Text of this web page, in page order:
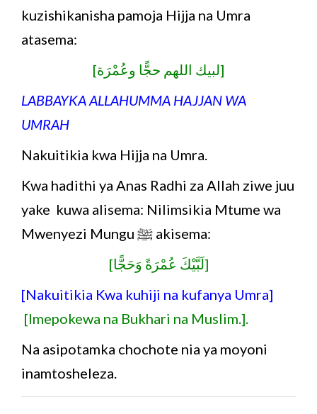
kuzishikanisha pamoja Hijja na Umra
atasema:
[لبيك اللهم حجًّا وعُمْرَة]
LABBAYKA ALLAHUMMA HAJJAN WA
UMRAH
Nakuitikia kwa Hijja na Umra.
Kwa hadithi ya Anas Radhi za Allah ziwe juu
yake kuwa alisema: Nilimsikia Mtume wa
Mwenyezi Mungu ﷺ akisema:
[لَبَّيْكَ عُمْرَةً وَحَجًّا]
[Nakuitikia Kwa kuhiji na kufanya Umra]
[Imepokewa na Bukhari na Muslim.].
Na asipotamka chochote nia ya moyoni
inamtosheleza.